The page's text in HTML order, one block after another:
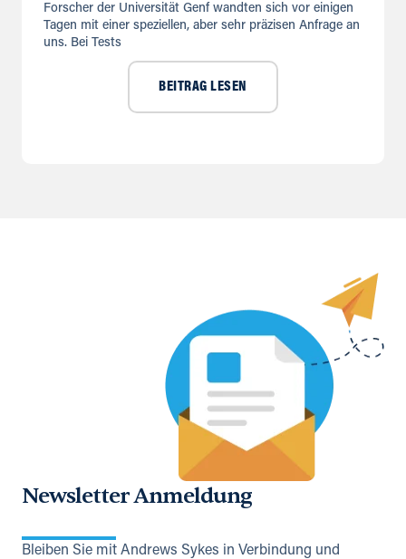
Forscher der Universität Genf wandten sich vor einigen
Tagen mit einer speziellen, aber sehr präzisen Anfrage an
uns. Bei Tests
BEITRAG LESEN
Newsletter Anmeldung
Bleiben Sie mit Andrews Sykes in Verbindung und